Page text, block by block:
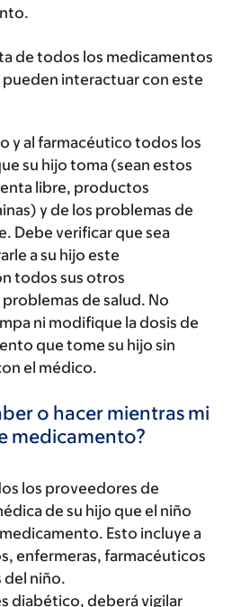
de todos los medicamentos
interactuar con este
y al farmacéutico todos los
su hijo toma (sean estos
libre, productos
y de los problemas de
Debe verificar que sea
a su hijo este
todos sus otros
de salud. No
ni modifique la dosis de
que tome su hijo sin
el médico.
o hacer mientras mi
medicamento?
los proveedores de
de su hijo que el niño
Esto incluye a
enfermeras, farmacéuticos
del niño.
diabético, deberá vigilar